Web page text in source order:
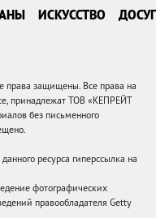
ИСКУССТВО ДОСУГ
защищены. Все права на
принадлежат ТОВ «КЕПРЕЙТ
без письменного
ресурса гиперссылка на
фотографических
правообладателя Getty